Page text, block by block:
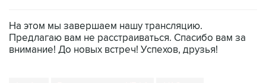
На этом мы завершаем нашу трансляцию.
Предлагаю вам не расстраиваться. Спасибо вам за
внимание! До новых встреч! Успехов, друзья!